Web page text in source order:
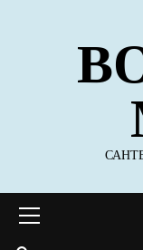
содержимому
меню